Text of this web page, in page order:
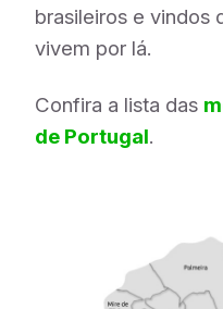
brasileiros e vindos
vivem por lá.
Confira a lista das
de Portugal.